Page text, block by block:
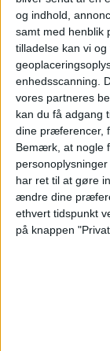
og indhold,
samt med henblik
tilladelse kan vi
enhedsscanning.
vores partneres
kan du få adgang
dine præferencer,
Bemærk, at nogle
har ret til at gøre
ændre dine
ethvert tidspunkt
på knappen